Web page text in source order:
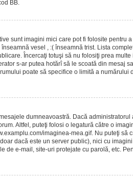
BB.
sunt imagini mici care pot fi folosite pentru
vesel , :( înseamnă trist. Lista
Încercaţi totuşi să nu folosiţi prea
s-ar putea hotărî să le scoată din mesaj
poate să specifice o limită a numărului
dumneavoastră. Dacă
Altfel, puteţi folosi o legatură către o
imaginea-mea.gif. Nu puteţi să
dacă este un server public), nici cu
de e-mail, site-uri protejate cu parolă, etc.